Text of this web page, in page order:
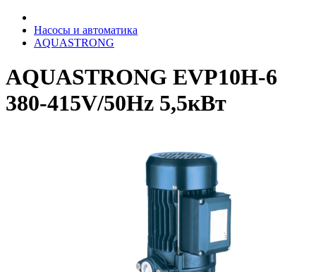
Насосы и автоматика
AQUASTRONG
AQUASTRONG EVP10H-6
380-415V/50Hz 5,5кВт